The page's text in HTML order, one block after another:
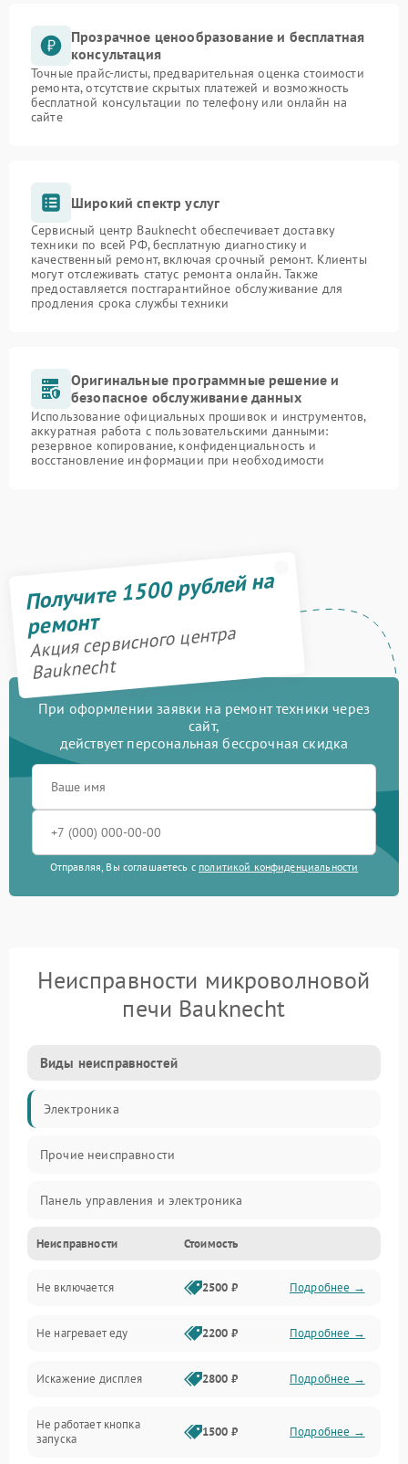
Прозрачное ценообразование и бесплатная
консультация
Точные прайс-листы, предварительная оценка стоимости
ремонта, отсутствие скрытых платежей и возможность
бесплатной консультации по телефону или онлайн на
сайте
Широкий спектр услуг
Сервисный центр Bauknecht обеспечивает доставку
техники по всей РФ, бесплатную диагностику и
качественный ремонт, включая срочный ремонт. Клиенты
могут отслеживать статус ремонта онлайн. Также
предоставляется постгарантийное обслуживание для
продления срока службы техники
Оригинальные программные решение и
безопасное обслуживание данных
Использование официальных прошивок и инструментов,
аккуратная работа с пользовательскими данными:
резервное копирование, конфиденциальность и
восстановление информации при необходимости
Получите 1500 рублей на
ремонт
Акция сервисного центра
Bauknecht
При оформлении заявки на ремонт техники через
сайт,
действует персональная бессрочная скидка
Отправляя, Вы соглашаетесь с политикой конфиденциальности
Неисправности микроволновой
печи Bauknecht
Виды неисправностей
Электроника
Прочие неисправности
Панель управления и электроника
Дверца и корпус
Механика и внутренние элементы
Механические повреждения
Питание и запуск
Нагрев и приготовление
Неисправности Стоимость
Не включается 2500 ₽ Подробнее →
Не нагревает еду 2200 ₽ Подробнее →
Искажение дисплея 2800 ₽ Подробнее →
Не работает кнопка
запуска
1500 ₽ Подробнее →